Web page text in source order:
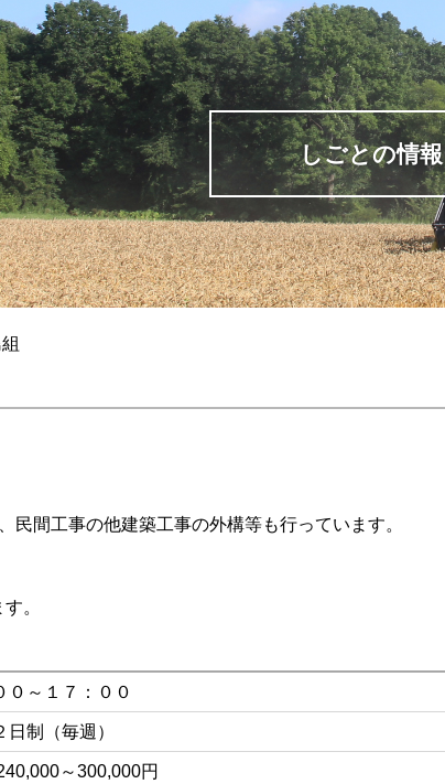
しごとの情報
民間工事の他建築工事の外構等も行っています。
。
０～１７：００
日制（毎週）
～300,000円